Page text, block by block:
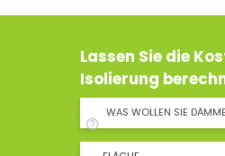
Lassen Sie die
Isolierung
WAS WOLLEN SIE